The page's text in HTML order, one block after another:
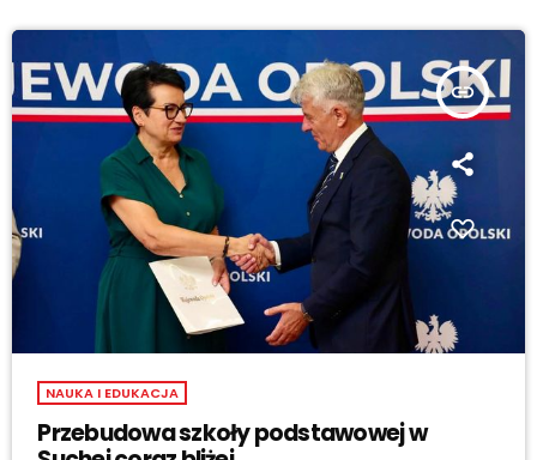
insert_link
NAUKA I EDUKACJA
Przebudowa szkoły podstawowej w